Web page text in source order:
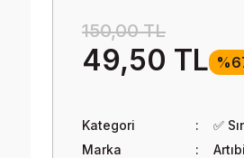
150,00 TL
49,50 TL
Kategori
✅
Marka